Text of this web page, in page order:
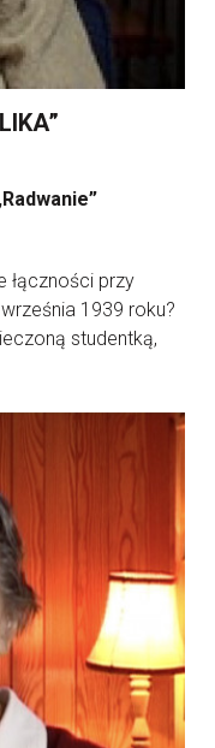
łączności przy
września 1939 roku?
studentką,